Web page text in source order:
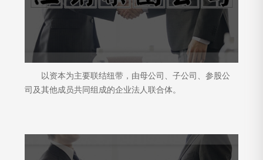
以资本为主要联结纽带，由母公司、子公司、参股公
司及其他成员共同组成的企业法人联合体。